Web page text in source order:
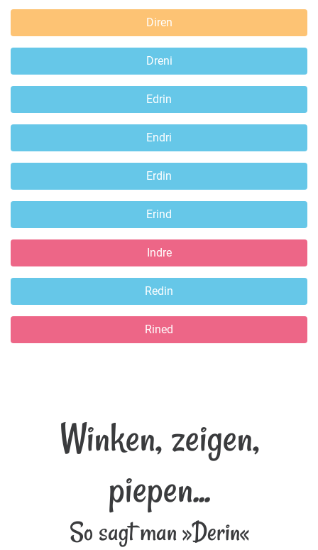
Diren
Dreni
Edrin
Endri
Erdin
Erind
Indre
Redin
Rined
Winken, zeigen,
piepen...
So sagt man »Derin«